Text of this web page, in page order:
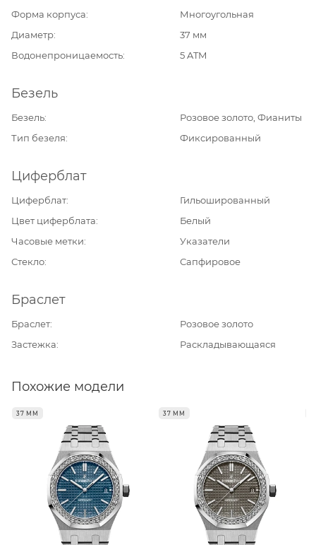
Форма корпуса
Многоугольная
Диаметр
37 мм
Водонепроницаемость
5 ATM
Безель
Безель
Розовое золото, Фианиты
Тип безеля
Фиксированный
Циферблат
Циферблат
Гильошированный
Цвет циферблата
Белый
Часовые метки
Указатели
Стекло
Сапфировое
Браслет
Браслет
Розовое золото
Застежка
Раскладывающаяся
Похожие модели
37 ММ 37 ММ